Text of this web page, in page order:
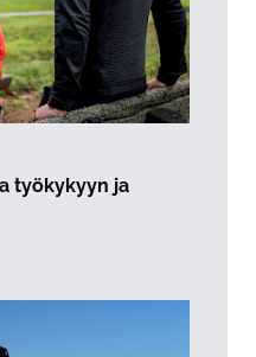
työkykyyn ja